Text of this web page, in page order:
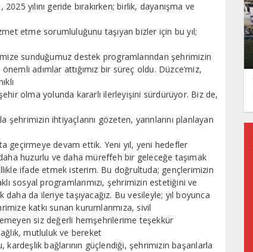
yılını geride bırakırken; birlik, dayanışma ve
etme sorumluluğunu taşıyan bizler için bu yıl;
sunduğumuz destek programlarından şehrimizin
adımlar attığımız bir süreç oldu. Düzce’miz,
olma yolunda kararlı ilerleyişini sürdürüyor. Biz de,
şehrimizin ihtiyaçlarını gözeten, yarınlarını planlayan
geçirmeye devam ettik. Yeni yıl, yeni hedefler
huzurlu ve daha müreffeh bir geleceğe taşımak
ifade etmek isterim. Bu doğrultuda; gençlerimizin
sosyal programlarımızı, şehrimizin estetiğini ve
daha da ileriye taşıyacağız. Bu vesileyle; yıl boyunca
katkı sunan kurumlarımıza, sivil
siz değerli hemşehrilerime teşekkür
mutluluk ve bereket
bağlarının güçlendiği, şehrimizin başarılarla